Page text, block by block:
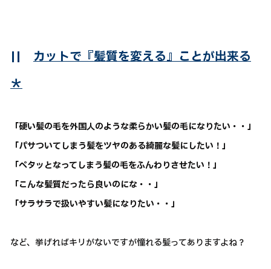
|| カットで『髪質を変える』ことが出来る
＊
「硬い髪の毛を外国人のような柔らかい髪の毛になりたい・・」
「パサついてしまう髪をツヤのある綺麗な髪にしたい！」
「ペタッとなってしまう髪の毛をふんわりさせたい！」
「こんな髪質だったら良いのにな・・」
「サラサラで扱いやすい髪になりたい・・」
など、挙げればキリがないですが憧れる髪ってありますよね？